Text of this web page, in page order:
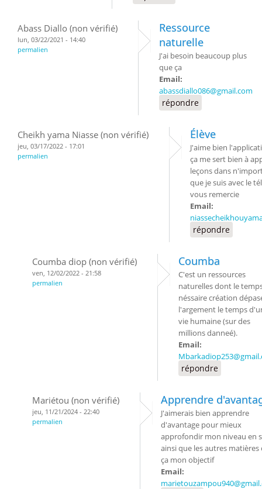
Abass Diallo (non vérifié)
lun, 03/22/2021 - 14:40
permalien
Ressource
naturelle
J'ai besoin beaucoup plus
que ça
Email:
abassdiallo086@gmail.com
répondre
Cheikh yama Niasse (non vérifié)
jeu, 03/17/2022 - 17:01
permalien
Élève
J'aime bien
ça me sert bien à
leçons dans
que je suis avec le
vous remercie
Email:
répondre
Coumba diop (non vérifié)
ven, 12/02/2022 - 21:58
permalien
Coumba
C'est un ressources
naturelles dont le
néssaire création
l'argement le temps
vie humaine (sur des
millions danneé).
Email:
répondre
Mariétou (non vérifié)
jeu, 11/21/2024 - 22:40
permalien
Apprendre
J'aimerais bien apprendre
d'avantage pour mieux
approfondir mon niveau en
ainsi que les autres matières
ça mon objectif
Email: